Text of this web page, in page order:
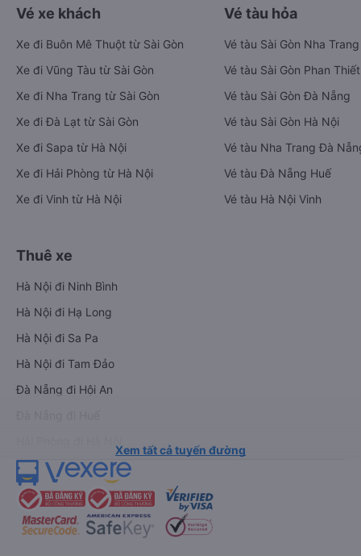
Vé xe khách
Xe đi Buôn Mê Thuột từ Sài Gòn
Xe đi Vũng Tàu từ Sài Gòn
Xe đi Nha Trang từ Sài Gòn
Xe đi Đà Lạt từ Sài Gòn
Xe đi Sapa từ Hà Nội
Xe đi Vinh từ Hà Nội
Vé tàu hỏa
Vé tàu Sài Gòn Nha Trang
Vé tàu Sài Gòn Phan Thiết
Vé tàu Sài Gòn Đà Nẵng
Vé tàu Sài Gòn Hà Nội
Vé tàu Nha Trang Đà
Thuê xe
Hà Nội đi Ninh Bình
Hà Nội đi Hạ Long
Hà Nội đi Sa Pa
Đà Nẵng đi Huế
Hải Phòng đi Hà Nội
Xem tất cả tuyến đường